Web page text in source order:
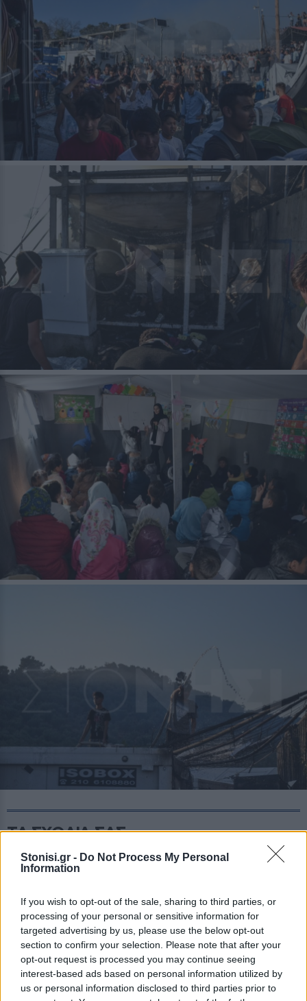
Stonisi.gr - Do Not Process My Personal
Information
If you wish to opt-out of the sale, sharing to third parties, or
processing of your personal or sensitive information for
targeted advertising by us, please use the below opt-out
section to confirm your selection. Please note that after your
opt-out request is processed you may continue seeing
interest-based ads based on personal information utilized by
us or personal information disclosed to third parties prior to
ΤΑ ΣΧΟΛΙΑ ΣΑΣ
Tο stonisi.gr δημοσιεύει κάθε σχόλιο. Θεωρούμε ότι ο καθένας έχει
αποκλειστικά τον εκάστοτε σχολιαστή. Τα συκοφαντικά ή υβριστικά
σχόλια θα διαγράφονται χωρίς προειδοποίηση.
ΣΤΗΝ ΙΔΙΑ ΚΑΤΗΓΟΡΙΑ